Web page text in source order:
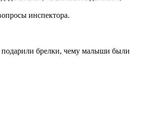
инспектора.
подарили брелки, чему малыши были